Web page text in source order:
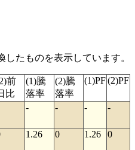
たものを表示しています。
前
比
(1)騰
落率
(2)騰
落率
(1)PF(2)PF
- - - -
1.26 0 1.26 0